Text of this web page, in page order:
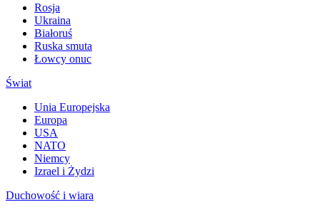
Rosja
Ukraina
Białoruś
Ruska smuta
Łowcy onuc
Świat
Unia Europejska
Europa
USA
NATO
Niemcy
Izrael i Żydzi
Duchowość i wiara